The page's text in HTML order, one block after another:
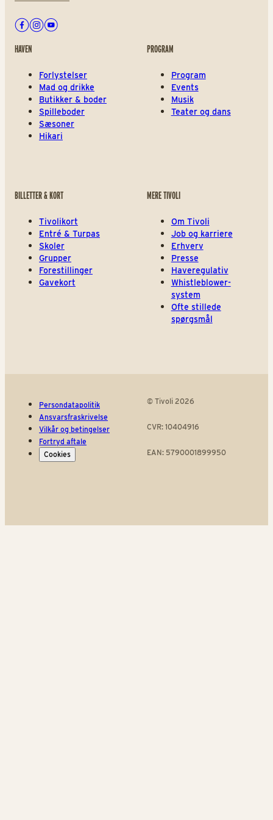
Facebook
Instagram
Youtube
HAVEN
Forlystelser
Mad og drikke
Butikker & boder
Spilleboder
Sæsoner
Hikari
PROGRAM
Program
Events
Musik
Teater og dans
BILLETTER & KORT
Tivolikort
Entré & Turpas
Skoler
Grupper
Forestillinger
Gavekort
MERE TIVOLI
Om Tivoli
Job og karriere
Erhverv
Presse
Haveregulativ
Whistleblower-
system
Ofte stillede
spørgsmål
Persondatapolitik
Ansvarsfraskrivelse
Vilkår og betingelser
Fortryd aftale
Cookies
© Tivoli 2026
CVR: 10404916
EAN: 5790001899950